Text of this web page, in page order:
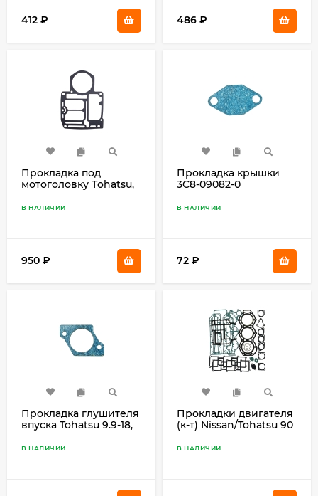
412 ₽ 486 ₽
Прокладка под
мотоголовку Тohatsu,
01303-1
В НАЛИЧИИ
950 ₽
Прокладка крышки
3C8-09082-0
В НАЛИЧИИ
72 ₽
Прокладка глушителя
впуска Tohatsu 9.9-18,
В НАЛИЧИИ
Прокладки двигателя
(к-т) Nissan/Tohatsu 90
В НАЛИЧИИ